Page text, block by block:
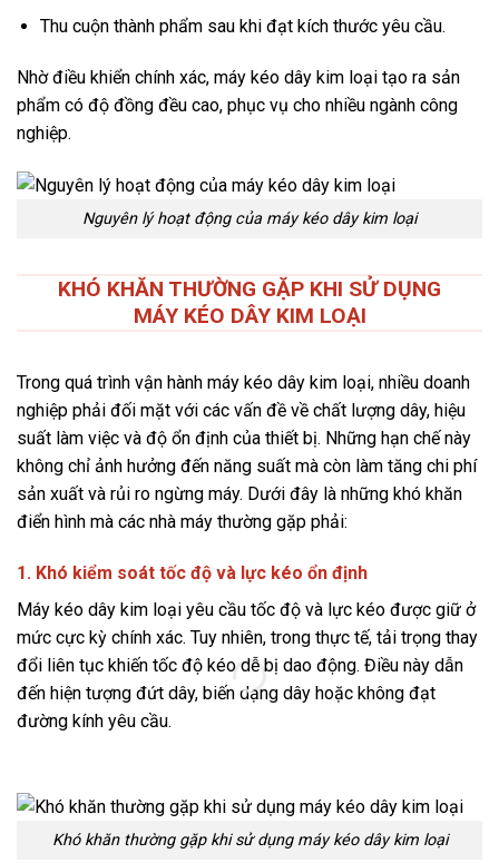
Thu cuộn thành phẩm sau khi đạt kích thước yêu cầu.
Nhờ điều khiển chính xác, máy kéo dây kim loại tạo ra sản
phẩm có độ đồng đều cao, phục vụ cho nhiều ngành công
nghiệp.
Nguyên lý hoạt động của máy kéo dây kim loại
KHÓ KHĂN THƯỜNG GẶP KHI SỬ DỤNG
MÁY KÉO DÂY KIM LOẠI
Trong quá trình vận hành máy kéo dây kim loại, nhiều doanh
nghiệp phải đối mặt với các vấn đề về chất lượng dây, hiệu
suất làm việc và độ ổn định của thiết bị. Những hạn chế này
không chỉ ảnh hưởng đến năng suất mà còn làm tăng chi phí
sản xuất và rủi ro ngừng máy. Dưới đây là những khó khăn
điển hình mà các nhà máy thường gặp phải:
1. Khó kiểm soát tốc độ và lực kéo ổn định
Máy kéo dây kim loại yêu cầu tốc độ và lực kéo được giữ ở
mức cực kỳ chính xác. Tuy nhiên, trong thực tế, tải trọng thay
đổi liên tục khiến tốc độ kéo dễ bị dao động. Điều này dẫn
đến hiện tượng đứt dây, biến dạng dây hoặc không đạt
đường kính yêu cầu.
Khó khăn thường gặp khi sử dụng máy kéo dây kim loại